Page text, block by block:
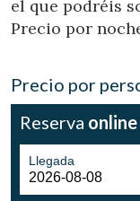
el que podréis
Precio por
Precio por
Reserva online
Llegada